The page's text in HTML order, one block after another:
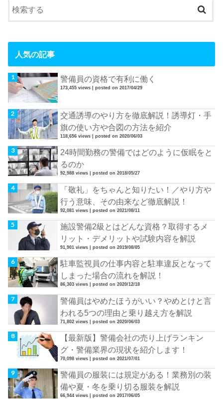
人気の記事
警備員の資格で有利に働く
173,455 views |posted on 2017/04/29
交通誘導のやり方を徹底解説！誘導灯・手
旗の使い方や合図の方法を紹介
118,656 views |posted on 2020/06/03
24時間勤務の警備ではどのように仮眠をと
るのか
92,988 views |posted on 2018/05/27
「敬礼」をちゃんと知りたい！／やり方や
行う意味、その由来など徹底解説！
92,081 views |posted on 2021/08/11
施設警備2級とはどんな資格？取得するメ
リット・デメリットや試験内容を解説
91,901 views |posted on 2019/08/05
駐車監視員の仕事内容と駐車違反となって
しまった場合の流れを解説！
86,303 views |posted on 2020/12/18
警備員はやめたほうがいい？やめとけと言
われる5つの理由と乗り越え方を解説
71,802 views |posted on 2020/06/03
【最新版】警備会社の売り上げランキン
グ・警備業界の現状を紹介します！
70,098 views |posted on 2021/07/01
警備員の服装には規定がある！業務別の装
備や夏・冬を乗り切る服装を解説
66,944 views |posted on 2017/06/05